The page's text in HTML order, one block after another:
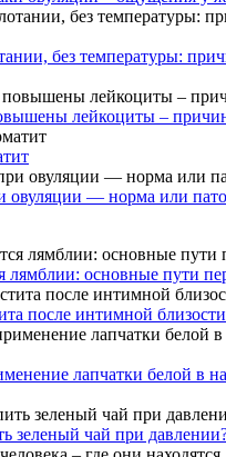
без температуры:
лейкоциты –
овуляции — норма или
лямблии: основные пути
после интимной близости
лапчатки белой в
зеленый чай при